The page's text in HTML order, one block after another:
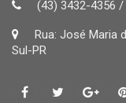
(43) 3432-4356
Rua: José Maria
Sul-PR